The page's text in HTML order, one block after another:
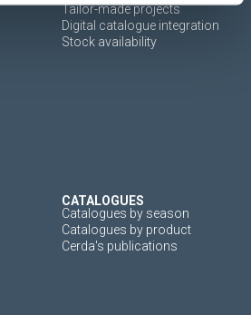
Tailor-made projects
Digital catalogue integration
Stock availability
CATALOGUES
Catalogues by season
Catalogues by product
Cerda's publications